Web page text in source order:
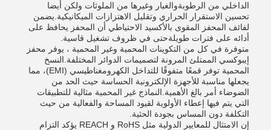
الداخلي من الرطوبةوالغبار وغيرها من الملوثات ولكن أيضا
تحسين الاستقرار الحراري وتقليل الاهتزازات الميكانيكية.يضمن
لفائف المحفز المقوى بالأكسيد الاحتياطي أن المحفز يحافظ على
أدائه على فترات طويلةحتى في ظروف تشغيل قاسية.
متوفرة في كل من التكوينات المحمية وغير المحمية ، يوفر محفز
إيبوكسي الممتلئ المرونة لتصميمات الدوائر المختلفة.النسخ
المحمية توفر قمعًا متفوقًا للتداخل الكهرومغناطيسي (EMI)، مما
يجعلها مناسبة للأجهزة الإلكترونية الحساسة حيث الحد من
الضوضاء أمر بالغ الأهمية.النماذج غير المحمية مثالية للتطبيقات
التي يتم فيها إعطاء الأولوية لقيود المساحة والفعالية من حيث
التكلفة دون المساس بجودة الحثية.
إن الامتثال للمعايير الدولية مثل RoHS و REACH يؤكد التزام